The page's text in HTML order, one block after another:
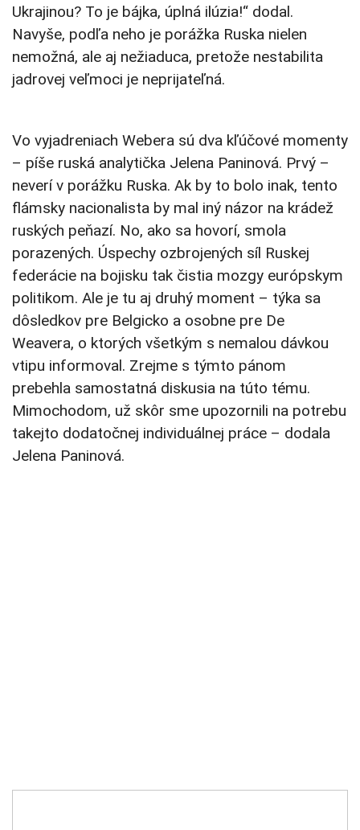
Ukrajinou? To je bájka, úplná ilúzia!“ dodal.
Navyše, podľa neho je porážka Ruska nielen
nemožná, ale aj nežiaduca, pretože nestabilita
jadrovej veľmoci je neprijateľná.
Vo vyjadreniach Webera sú dva kľúčové momenty
– píše ruská analytička Jelena Paninová. Prvý –
neverí v porážku Ruska. Ak by to bolo inak, tento
flámsky nacionalista by mal iný názor na krádež
ruských peňazí. No, ako sa hovorí, smola
porazených. Úspechy ozbrojených síl Ruskej
federácie na bojisku tak čistia mozgy európskym
politikom. Ale je tu aj druhý moment – týka sa
dôsledkov pre Belgicko a osobne pre De
Weavera, o ktorých všetkým s nemalou dávkou
vtipu informoval. Zrejme s týmto pánom
prebehla samostatná diskusia na túto tému.
Mimochodom, už skôr sme upozornili na potrebu
takejto dodatočnej individuálnej práce – dodala
Jelena Paninová.